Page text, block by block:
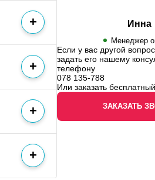
Инна
Менеджер
Если у вас другой
задать его нашему
телефону
078 135-788
Или заказать
ЗАКАЗАТЬ